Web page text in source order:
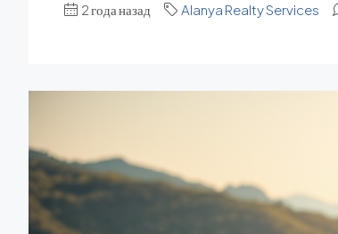
2 года назад Alanya Realty Services